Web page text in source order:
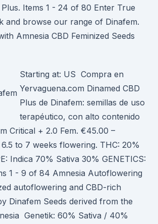
Plus. Items 1 - 24 of 80 Enter True
and browse our range of Dinafem.
Amnesia CBD Feminized Seeds
Starting at: US Compra en
Yervaguena.com Dinamed CBD
Plus de Dinafem: semillas de uso
terapéutico, con alto contenido
Critical + 2.0 Fem. €45.00 –
to 7 weeks flowering. THC: 20%
Indica 70% Sativa 30% GENETICS:
1 - 9 of 84 Amnesia Autoflowering
autoflowering and CBD-rich
Dinafem Seeds derived from the
Genetik: 60% Sativa / 40%